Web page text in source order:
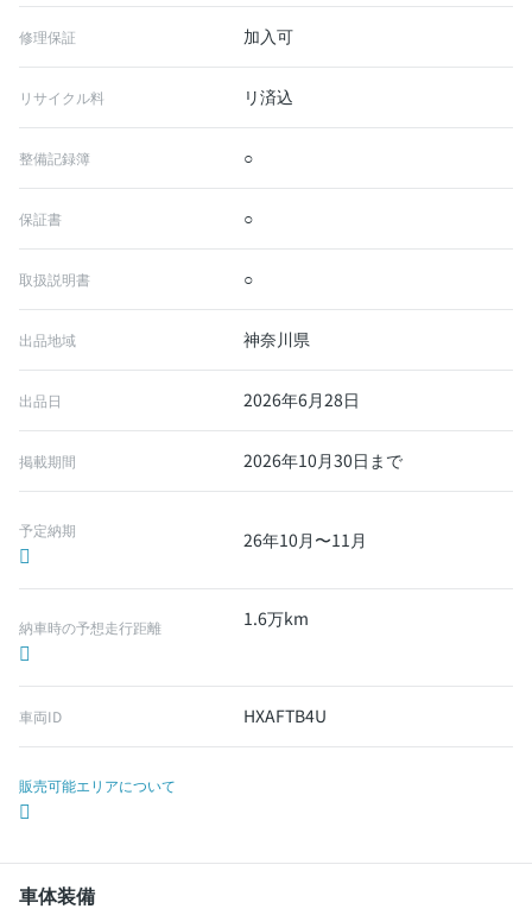
修理保証 加入可
リサイクル料 リ済込
整備記録簿 ○
保証書 ○
取扱説明書 ○
出品地域 神奈川県
出品日 2026年6月28日
掲載期間 2026年10月30日まで
予定納期 26年10月〜11月
納車時の予想走行距離 1.6万km
車両ID HXAFTB4U
販売可能エリアについて
車体装備